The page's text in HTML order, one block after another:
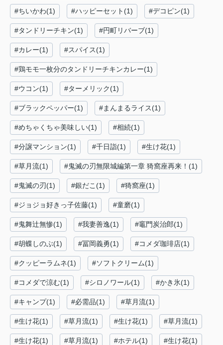
#ちいかわ(1) #ハッピーセット(1) #デコピン(1)
#タンドリーチキン(1) #円町リバーブ(1)
#カレー(1) #スパイス(1)
#鶏モモ一枚分のタンドリーチキンカレー(1)
#ウコン(1) #ターメリック(1)
#ブラックペッパー(1) #まんまるライス(1)
#めちゃくちゃ美味しい(1) #相続(1)
#分譲マンション(1) #千日詣(1) #生け花(1)
#草月流(1) #鬼滅の刃無限城編第一章 猗窩座再来！(1)
#鬼滅の刃(1) #銀だこ(1) #猗窩座(1)
#ジョジョ好きっ子佐藤(1) #童磨(1)
#鬼舞辻無惨(1) #我妻善逸(1) #竈門炭治郎(1)
#胡蝶しのぶ(1) #冨岡義勇(1) #コメダ珈琲店(1)
#クッピーラムネ(1) #ソフトクリーム(1)
#コメダで涼む(1) #シロノワール(1) #かき氷(1)
#キャンプ(1) #必需品(1) #草月流(1)
#生け花(1) #草月流(1) #生け花(1) #草月流(1)
#生け花(1) #草月流(1) #ホテル(1) #生け花(1)